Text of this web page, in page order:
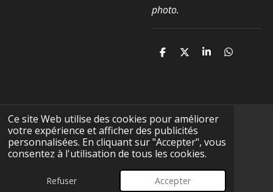
Ce site Web utilise des cookies pour améliorer
votre expérience et afficher des publicités
personnalisées. En cliquant sur "Accepter", vous
consentez à l'utilisation de tous les cookies.
Refuser Accepter
photo.
P
r
P
r
P
r
P
F
a
c
I
n
s
Y
o
u
T
T
i
k
T
o
W
h
a
t
s
CGV
Propulsé parWebador